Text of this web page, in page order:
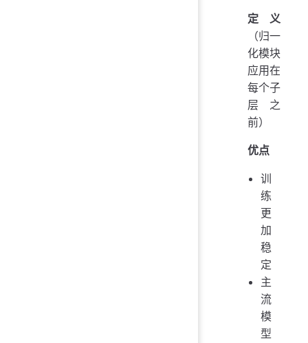
定义
（归一
化模块
应用在
每个子
层之
前）
优点
训
练
更
加
稳
定
主
流
模
型